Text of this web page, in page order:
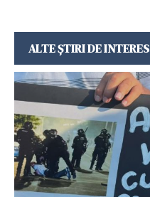
ALTE ȘTIRI DE INTERES